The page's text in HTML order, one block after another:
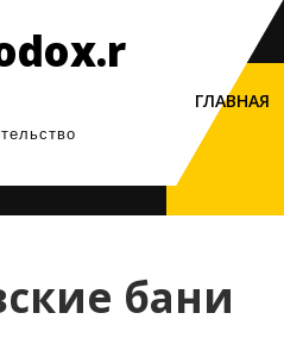
ГЛАВНАЯ
бани